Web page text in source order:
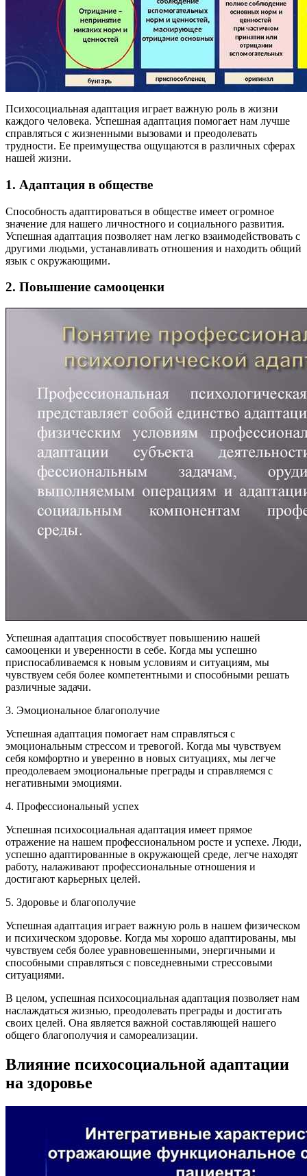
Психосоциальная адаптация играет важную роль в жизни
каждого человека. Успешная адаптация помогает нам лучше
справляться с жизненными вызовами и преодолевать
трудности. Ее преимущества ощущаются в различных сферах
нашей жизни.
1. Адаптация в обществе
Способность адаптироваться в обществе имеет огромное
значение для нашего личностного и социального развития.
Успешная адаптация позволяет нам легко взаимодействовать с
другими людьми, устанавливать отношения и находить общий
язык с окружающими.
2. Повышение самооценки
Успешная адаптация способствует повышению нашей
самооценки и уверенности в себе. Когда мы успешно
приспосабливаемся к новым условиям и ситуациям, мы
чувствуем себя более компетентными и способными решать
различные задачи.
3. Эмоциональное благополучие
Успешная адаптация помогает нам справляться с
эмоциональным стрессом и тревогой. Когда мы чувствуем
себя комфортно и уверенно в новых ситуациях, мы легче
преодолеваем эмоциональные преграды и справляемся с
негативными эмоциями.
4. Профессиональный успех
Успешная психосоциальная адаптация имеет прямое
отражение на нашем профессиональном росте и успехе. Люди,
успешно адаптированные в окружающей среде, легче находят
работу, налаживают профессиональные отношения и
достигают карьерных целей.
5. Здоровье и благополучие
Успешная адаптация играет важную роль в нашем физическом
и психическом здоровье. Когда мы хорошо адаптированы, мы
чувствуем себя более уравновешенными, энергичными и
способными справляться с повседневными стрессовыми
ситуациями.
В целом, успешная психосоциальная адаптация позволяет нам
наслаждаться жизнью, преодолевать преграды и достигать
своих целей. Она является важной составляющей нашего
общего благополучия и самореализации.
Влияние психосоциальной адаптации
на здоровье